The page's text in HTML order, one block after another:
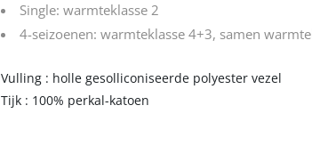
Single: warmteklasse 2
4-seizoenen: warmteklasse 4+3, samen
Vulling : holle gesolliconiseerde polyester vezel
Tijk : 100% perkal-katoen